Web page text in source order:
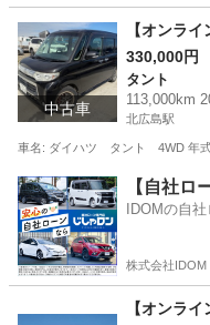
北海道 北広島市 北広島駅
中古車
【オンラ
330,000円
タント
113,000km
北広島駅
車名: ダイハツ タント 4WD 年式:
北海道 北広島市 北広島
【自社ロ
IDOMの自
株式会社IDOM
【オンラ